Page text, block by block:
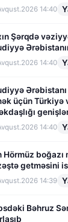
14:40
Şərqdə
14:40
üçün Türkiyə
14:40
Hörmüz
getməsini
14:39
Bəhruz